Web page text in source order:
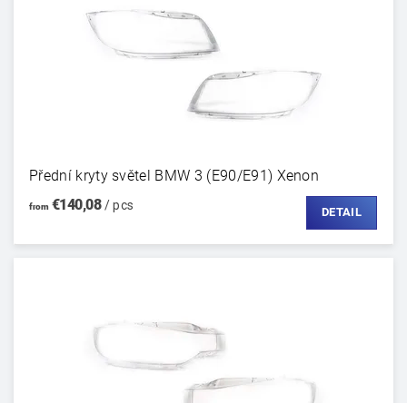
Přední kryty světel BMW 3 (E90/E91) Xenon
from€140,08/ pcs
DETAIL